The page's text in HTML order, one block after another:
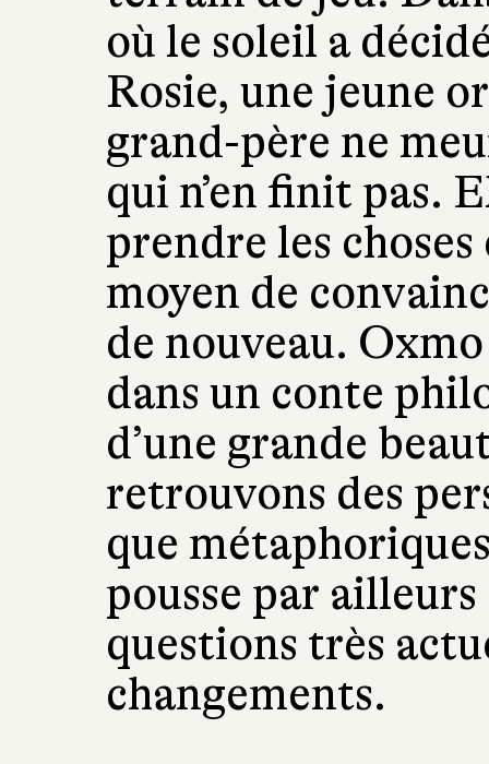
où le soleil a
Rosie, une jeune
grand-père ne
qui n’en finit pas.
prendre les
moyen de
de nouveau.
dans un conte
d’une grande
retrouvons des
que
pousse par
questions très
changements.